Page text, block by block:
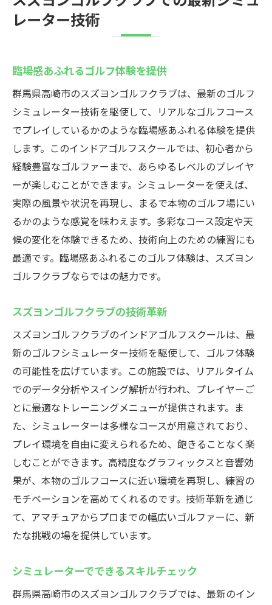
レーター技術
臨場感あふれるゴルフ体験を提供
群馬県高崎市のスズヨンゴルフクラブは、最新のゴルフ
シミュレーター技術を駆使して、リアルなゴルフコース
でプレイしているかのような臨場感あふれる体験を提供
します。このインドアゴルフスクールでは、初心者から
経験豊富なゴルファーまで、あらゆるレベルのプレイヤ
ーが楽しむことができます。シミュレーターを使えば、
実際の風景や状況を再現し、まるで本物のゴルフ場にい
るかのような感覚を味わえます。多彩なコース設定や天
候の変化を体験できるため、技術向上のための練習にも
最適です。臨場感あふれるこのゴルフ体験は、スズヨン
ゴルフクラブならではの魅力です。
スズヨンゴルフクラブの技術革新
スズヨンゴルフクラブのインドアゴルフスクールは、最
新のゴルフシミュレーター技術を駆使して、ゴルフ体験
の可能性を広げています。この施設では、リアルタイム
でのデータ分析やスイング解析が行われ、プレイヤーご
とに最適なトレーニングメニューが提供されます。ま
た、シミュレーターは多様なコースが用意されており、
プレイ環境を自由に変えられるため、飽きることなく楽
しむことができます。高精度なグラフィックスと音響効
果が、本物のゴルフコースに近い環境を再現し、練習の
モチベーションを高めてくれるのです。技術革新を通じ
て、アマチュアからプロまでの幅広いゴルファーに、新
たな挑戦の場を提供しています。
シミュレーターでできるスキルチェック
群馬県高崎市のスズヨンゴルフクラブでは、最新のイン